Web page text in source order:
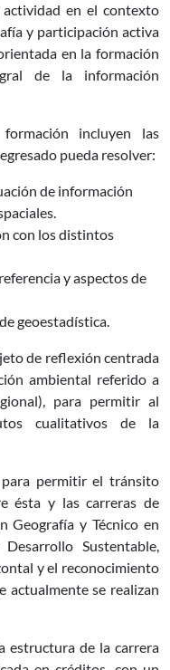
en el contexto
y participación activa
en la formación
de la información
incluyen las
pueda resolver:
de información
con los distintos
y aspectos de
geoestadística.
de reflexión centrada
ambiental referido a
para permitir al
cualitativos de la
para permitir el tránsito
ésta y las carreras de
Geografía y Técnico en
Sustentable,
y el reconocimiento
actualmente se realizan
estructura de la carrera